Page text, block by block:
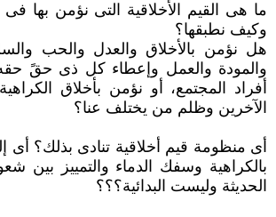
ما هى القيم الأخلاقية التى نؤمن بها
وكيف نطبقها؟ ‏
هل نؤمن بالأخلاق والعدل والحب
والمودة والعمل وإعطاء كل ذى حقً
أفراد المجتمع، أو نؤمن ‏بأخلاق
الآخرين وظلم من يختلف عنا؟
أى منظومة قيم أخلاقية تنادى بذلك؟ أى
بالكراهية وسفك الدماء والتمييز بين
الحديثة وليست ‏البدائية؟؟؟